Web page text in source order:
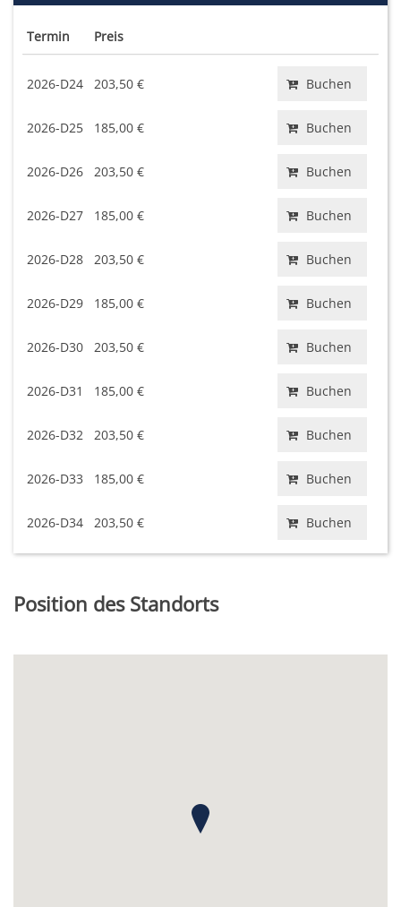
Termin Preis
2026-D24 203,50 € Buchen
2026-D25 185,00 € Buchen
2026-D26 203,50 € Buchen
2026-D27 185,00 € Buchen
2026-D28 203,50 € Buchen
2026-D29 185,00 € Buchen
2026-D30 203,50 € Buchen
2026-D31 185,00 € Buchen
2026-D32 203,50 € Buchen
2026-D33 185,00 € Buchen
2026-D34 203,50 € Buchen
Position des Standorts